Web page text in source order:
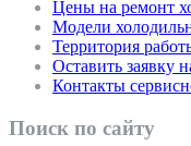
Цены на ремонт
Модели
Территория
Оставить заявку
Контакты
Поиск по сайту